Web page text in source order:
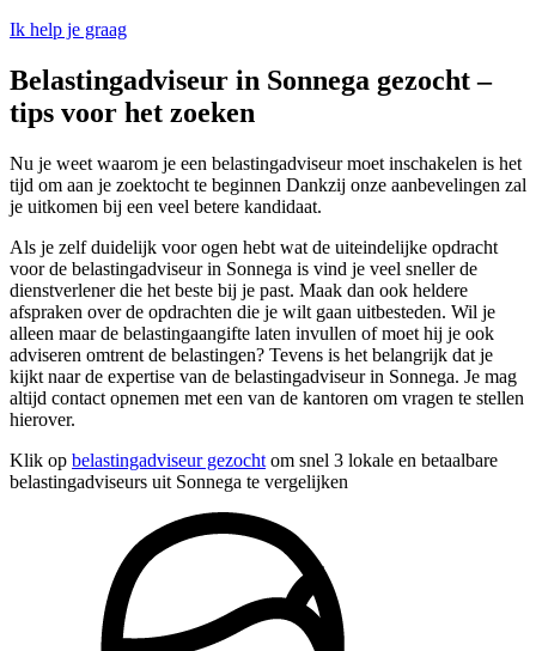
Ik help je graag
Belastingadviseur in Sonnega gezocht –
tips voor het zoeken
Nu je weet waarom je een belastingadviseur moet inschakelen is het
tijd om aan je zoektocht te beginnen Dankzij onze aanbevelingen zal
je uitkomen bij een veel betere kandidaat.
Als je zelf duidelijk voor ogen hebt wat de uiteindelijke opdracht
voor de belastingadviseur in Sonnega is vind je veel sneller de
dienstverlener die het beste bij je past. Maak dan ook heldere
afspraken over de opdrachten die je wilt gaan uitbesteden. Wil je
alleen maar de belastingaangifte laten invullen of moet hij je ook
adviseren omtrent de belastingen? Tevens is het belangrijk dat je
kijkt naar de expertise van de belastingadviseur in Sonnega. Je mag
altijd contact opnemen met een van de kantoren om vragen te stellen
hierover.
Klik op belastingadviseur gezocht om snel 3 lokale en betaalbare
belastingadviseurs uit Sonnega te vergelijken